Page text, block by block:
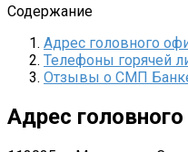
Содержание
Адрес головного
Телефоны горячей
Отзывы о СМП
Адрес